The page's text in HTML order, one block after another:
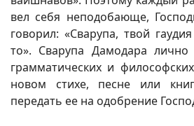
вел себя неподобающе,
говорил: «Сварупа, твой
то». Сварупа Дамодара
грамматических и
новом стихе, песне или
передать ее на одобрение